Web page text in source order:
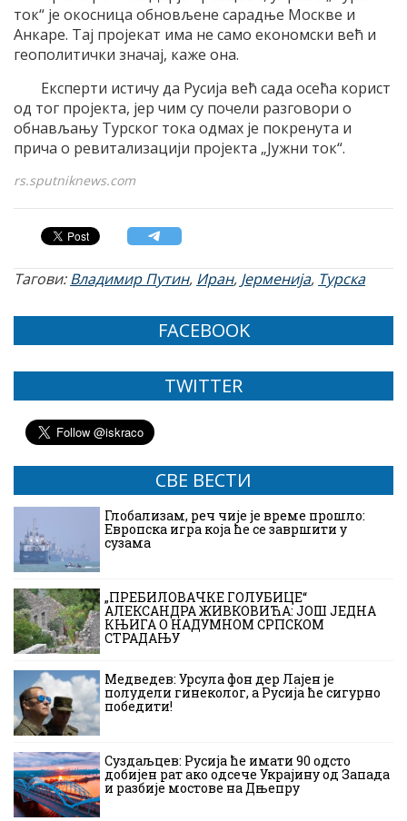
ток“ је окосница обновљене сарадње Москве и
Анкаре. Тај пројекат има не само економски већ и
геополитички значај, каже она.
Експерти истичу да Русија већ сада осећа корист
од тог пројекта, јер чим су почели разговори о
обнављању Турског тока одмах је покренута и
прича о ревитализацији пројекта „Јужни ток“.
rs.sputniknews.com
Тагови:Владимир Путин, Иран, Јерменија, Турска
FACEBOOK
TWITTER
СВЕ ВЕСТИ
Глобализам, реч чије је време прошло:
Европска игра која ће се завршити у
сузама
„ПРЕБИЛОВАЧКЕ ГОЛУБИЦЕ“
АЛЕКСАНДРА ЖИВКОВИЋА: ЈОШ ЈЕДНА
КЊИГА О НАДУМНОМ СРПСКОМ
СТРАДАЊУ
Медведев: Урсула фон дер Лајен је
полудели гинеколог, а Русија ће сигурно
победити!
Суздаљцев: Русија ће имати 90 одсто
добијен рат ако одсече Украјину од Запада
и разбије мостове на Дњепру